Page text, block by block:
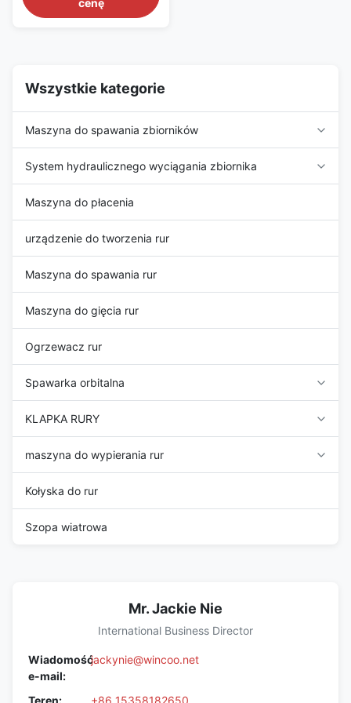
fabricators, EPC/C companies
project and other industrial ...
cenę
Wszystkie kategorie
Maszyna do spawania zbiorników
System hydraulicznego wyciągania zbiornika
Maszyna do płacenia
urządzenie do tworzenia rur
Maszyna do spawania rur
Maszyna do gięcia rur
Ogrzewacz rur
Spawarka orbitalna
KLAPKA RURY
maszyna do wypierania rur
Kołyska do rur
Szopa wiatrowa
Mr. Jackie Nie
International Business Director
Wiadomość
e-mail:
jackynie@wincoo.net